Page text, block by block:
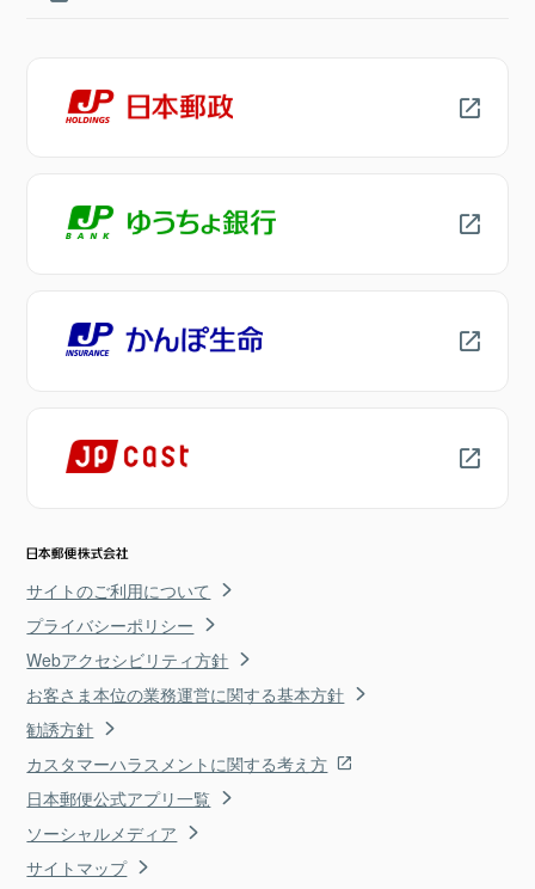
サイトのご利用について
プライバシーポリシー
Webアクセシビリティ方針
お客さま本位の業務運営に関する基本方針
勧誘方針
カスタマーハラスメントに関する考え方
日本郵便公式アプリ一覧
ソーシャルメディア
サイトマップ